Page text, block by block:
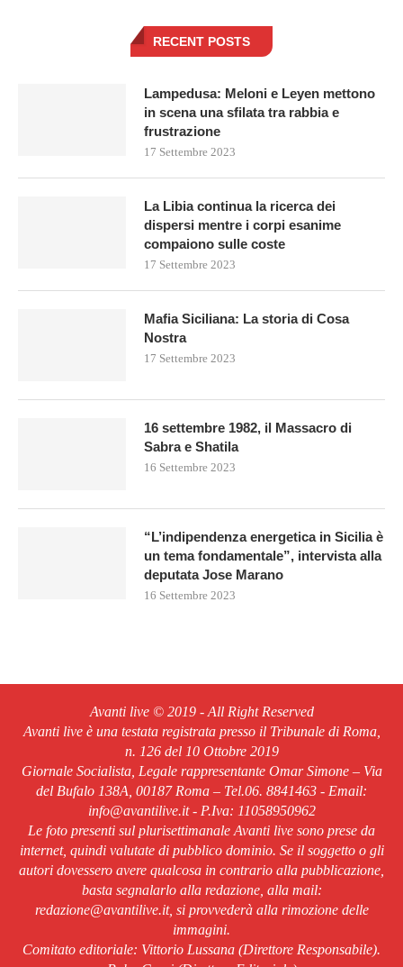
RECENT POSTS
Lampedusa: Meloni e Leyen mettono
in scena una sfilata tra rabbia e
frustrazione
17 Settembre 2023
La Libia continua la ricerca dei
dispersi mentre i corpi esanime
compaiono sulle coste
17 Settembre 2023
Mafia Siciliana: La storia di Cosa
Nostra
17 Settembre 2023
16 settembre 1982, il Massacro di
Sabra e Shatila
16 Settembre 2023
“L’indipendenza energetica in Sicilia è
un tema fondamentale”, intervista alla
deputata Jose Marano
16 Settembre 2023
Avanti live © 2019 - All Right Reserved
Avanti live è una testata registrata presso il Tribunale di Roma,
n. 126 del 10 Ottobre 2019
Giornale Socialista, Legale rappresentante Omar Simone – Via
del Bufalo 138A, 00187 Roma – Tel.06. 8841463 - Email:
info@avantilive.it - P.Iva: 11058950962
Le foto presenti sul plurisettimanale Avanti live sono prese da
internet, quindi valutate di pubblico dominio. Se il soggetto o gli
autori dovessero avere qualcosa in contrario alla pubblicazione,
basta segnalarlo alla redazione, alla mail:
redazione@avantilive.it, si provvederà alla rimozione delle
immagini.
Comitato editoriale: Vittorio Lussana (Direttore Responsabile).